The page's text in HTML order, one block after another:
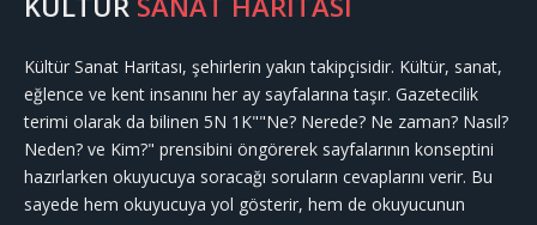
Kültür Sanat Haritası, şehirlerin yakın takipçisidir. Kültür, sanat,
eğlence ve kent insanını her ay sayfalarına taşır. Gazetecilik
terimi olarak da bilinen 5N 1K""Ne? Nerede? Ne zaman? Nasıl?
Neden? ve Kim?" prensibini öngörerek sayfalarının konseptini
hazırlarken okuyucuya soracağı soruların cevaplarını verir. Bu
sayede hem okuyucuya yol gösterir, hem de okuyucunun